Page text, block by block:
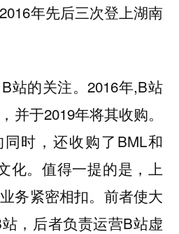
年先后三次登上湖南
站的关注。2016年,B站
并于2019年将其收购。
时，还收购了BML和
化。值得一提的是，上
务紧密相扣。前者使大
，后者负责运营B站虚